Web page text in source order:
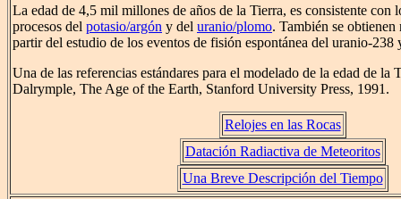
La edad de 4,5 mil millones de años de la Tierra, es consistente con
procesos del potasio/argón y del uranio/plomo. También se obtienen
partir del estudio de los eventos de fisión espontánea del uranio-
Una de las referencias estándares para el modelado de la edad de la
Dalrymple, The Age of the Earth, Stanford University Press, 1991.
Relojes en las Rocas
Datación Radiactiva de Meteoritos
Una Breve Descripción del Tiempo